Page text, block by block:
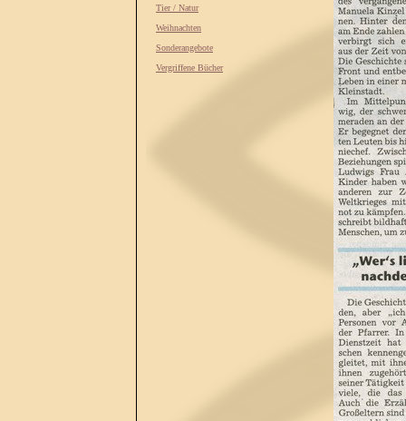
Tier / Natur
Weihnachten
Sonderangebote
Vergriffene Bücher